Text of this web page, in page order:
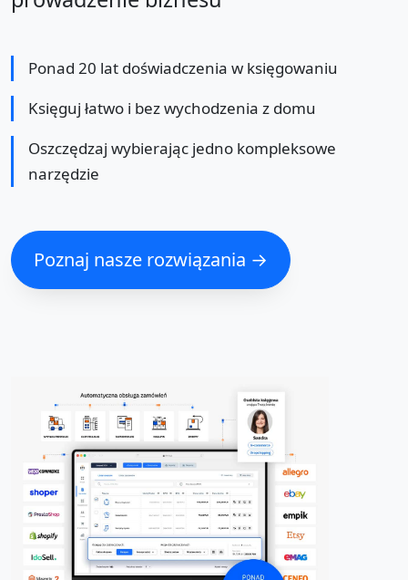
Ponad 20 lat doświadczenia w księgowaniu
Księguj łatwo i bez wychodzenia z domu
Oszczędzaj wybierając jedno kompleksowe
narzędzie
Poznaj nasze rozwiązania →